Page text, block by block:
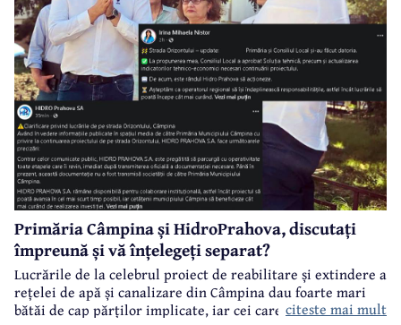
Primăria Câmpina și HidroPrahova, discutați
împreună și vă înțelegeți separat?
Lucrările de la celebrul proiect de reabilitare și extindere a
rețelei de apă și canalizare din Câmpina dau foarte mari
bătăi de cap părților implicate, iar cei care suferă sunt
citeste mai mult